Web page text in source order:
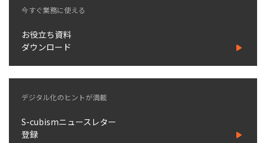
今すぐ業務に使える
お役立ち資料
ダウンロード
デジタル化のヒントが満載
S-cubismニュースレター
登録